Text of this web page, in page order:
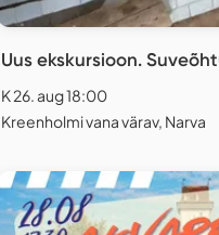
Uus ekskursioon.
K 26. aug 18:00
Kreenholmi vana värav, Narva